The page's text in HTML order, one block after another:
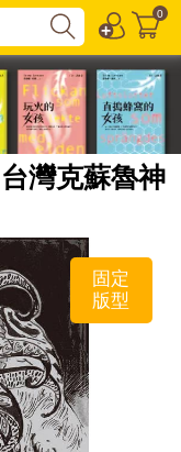
0
灣克蘇魯神
固定
版型